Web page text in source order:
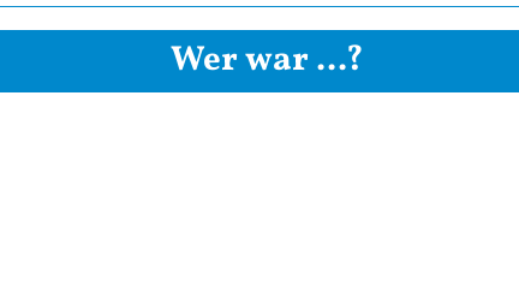
Wer war ...?